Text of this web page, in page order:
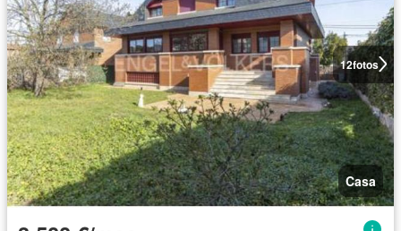
12fotos
Casa